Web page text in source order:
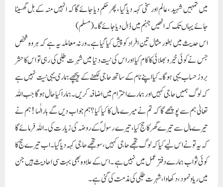
میں تمہیں شہید ،عالم اور سخی کہہ دیا گیا ، پھر حکم دیا جائے گا کہ انہیں منہ کے بل گھسیٹا
جائے یہاں تک کہ انھیں جہنم میں ڈال دیا جائے گا۔ (مسلم)
اس حدیث میں بطور مثال تین افراد کو پیش کیا گیاہے ۔ورنہ معاملہ یہ ہے کہ ہر وہ شخص
جس نے کوئی خیر و بھلائی کا کام کیا اور اس کی نیت دنیا میں شہرت طلبی کی رہی تو اس کا حشر
بروز حساب یہی ہوگا۔کیا اپنے نام کے ساتھ حاجی لکھنے کے پیچھے ہماری یہی نیت نہیں ہے
کہ لوگ ہمیں حاجی کہیں اور ہمارے احترام میں اضافہ کریں۔ہمارا کیا حال ہوگا جب اللہ
تعالیٰ ہم سے پوچھے گا کہ تم نے میرے مال کا کیا کیا ؟ہم جواب دیں گے بارالٰہا ! ہم نے
تیرے مال سے تیرے گھر کا حج کیا ،تیرے رسولؐ کے روضہ کی زیارت کی ۔اللہ فرمائے گا
کہ یہ تو نے اس لیے کیا کہ لوگ تجھے حاجی کہیں ،سو تجھے حاجی کہہ دیا گیا ۔اب تیرے حج کا
کوئی ثواب ہمارے دفتر عمل میں نہیں ہے ۔اس کے علاوہ بھی بہت سی احادیث ہیں جن
میں ریا و نمود ،دکھاوا ،شہرت طلبی کی مذمت کی گئی ہے ۔